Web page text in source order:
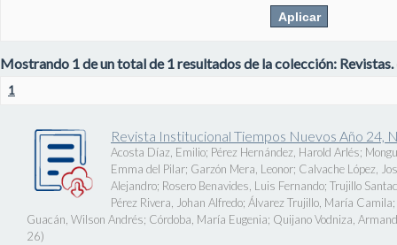
Mostrando 1 de un total de 1 resultados de la colección: Revistas.
1
Revista Institucional Tiempos Nuevos Año 24,
Acosta Díaz, Emilio; Pérez Hernández, Harold Arlés;
Emma del Pilar; Garzón Mera, Leonor; Calvache López,
Alejandro; Rosero Benavides, Luis Fernando; Trujillo
Pérez Rivera, Johan Alfredo; Álvarez Trujillo, María Camila;
Guacán, Wilson Andrés; Córdoba, María Eugenia; Quijano Vodniza,
26)